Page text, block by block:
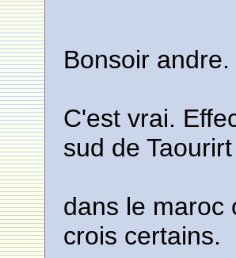
Bonsoir andre.
C'est vrai.
sud de Taourirt
dans le maroc
crois certains.